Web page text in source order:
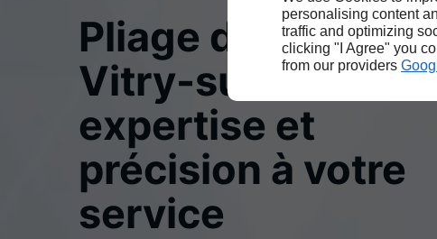
personalising content
traffic and optimizing
clicking "I Agree" you
from our providers
Pliage de tôlerie à
Vitry-sur-Seine :
expertise et
précision à votre
service